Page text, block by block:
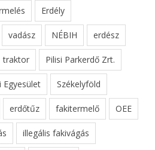
Erdély
vadász NÉBIH erdész
traktor Pilisi Parkerdő Zrt.
Egyesület Székelyföld
erdőtűz fakitermelő OEE
illegális fakivágás